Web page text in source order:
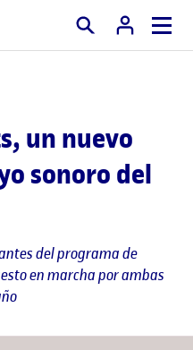
Buscar
un nuevo
sonoro del
del programa de
en marcha por ambas